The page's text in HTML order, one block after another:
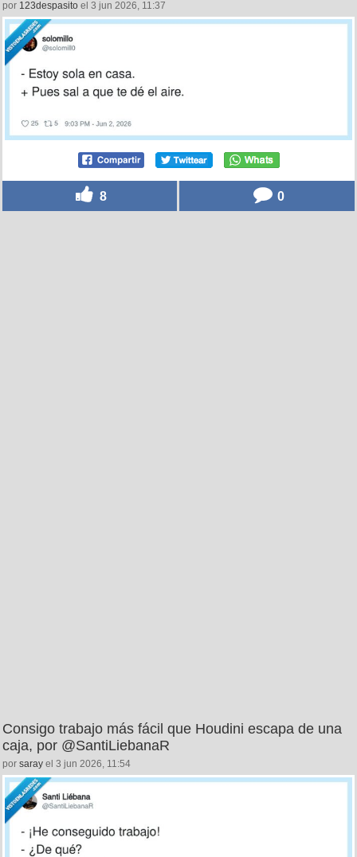
por 123despasito el 3 jun 2026, 11:37
8 0
Consigo trabajo más fácil que Houdini escapa de una
caja, por @SantiLiebanaR
por saray el 3 jun 2026, 11:54